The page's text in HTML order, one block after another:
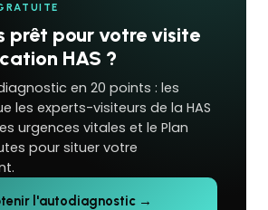
prêt pour votre visite
HAS ?
en 20 points : les
les experts-visiteurs de la HAS
urgences vitales et le Plan
pour situer votre
l'autodiagnostic →